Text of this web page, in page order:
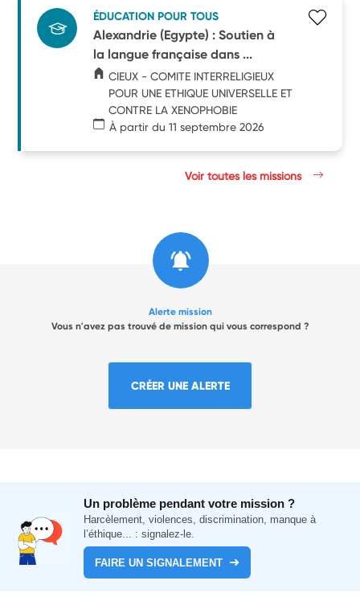
ÉDUCATION POUR TOUS
Alexandrie (Egypte) : Soutien à
la langue française dans ...
CIEUX - COMITE INTERRELIGIEUX
POUR UNE ETHIQUE UNIVERSELLE ET
CONTRE LA XENOPHOBIE
À partir du 11 septembre 2026
Voir toutes les missions
Alerte mission
Vous n'avez pas trouvé de mission qui vous correspond ?
CRÉER UNE ALERTE
Un problème pendant votre mission ?
Harcèlement, violences, discrimination, manque à
l’éthique... : signalez-le.
FAIRE UN SIGNALEMENT